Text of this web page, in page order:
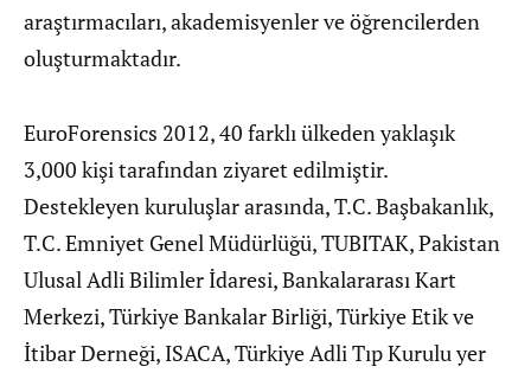
araştırmacıları, akademisyenler ve öğrencilerden
oluşturmaktadır.
EuroForensics 2012, 40 farklı ülkeden yaklaşık
3,000 kişi tarafından ziyaret edilmiştir.
Destekleyen kuruluşlar arasında, T.C. Başbakanlık,
T.C. Emniyet Genel Müdürlüğü, TUBITAK, Pakistan
Ulusal Adli Bilimler İdaresi, Bankalararası Kart
Merkezi, Türkiye Bankalar Birliği, Türkiye Etik ve
İtibar Derneği, ISACA, Türkiye Adli Tıp Kurulu yer